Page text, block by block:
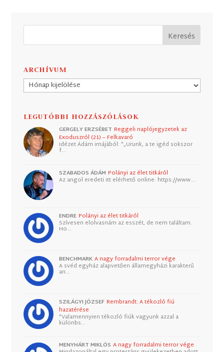
ARCHÍVUM
Archívum
LEGUTÓBBI HOZZÁSZÓLÁSOK
GERGELY ERZSÉBET Reggeli naplójegyzetek az
Exoduszról (21) – Felkavaró
Idézet Ádám imájából: "„Urunk, a te igéd sokszor
f…
SZABADOS ÁDÁM Polányi az élet titkáról
Az angol eredeti itt elérhető online: https://www.…
ENDRE Polányi az élet titkáról
Szívesen elolvasnám az esszét, de nem találtam.
Ho…
BENCHMARK A nagy forradalmi terror vége
A svéd egyház alapvetően államegyházi karakterű
an…
SZILÁGYI JÓZSEF Rembrandt: A tékozló fiú
hazatérése
"Valamennyien tékozló fiúk vagyunk azzal a
különbs…
MENYHÁRT MIKLÓS A nagy forradalmi terror vége